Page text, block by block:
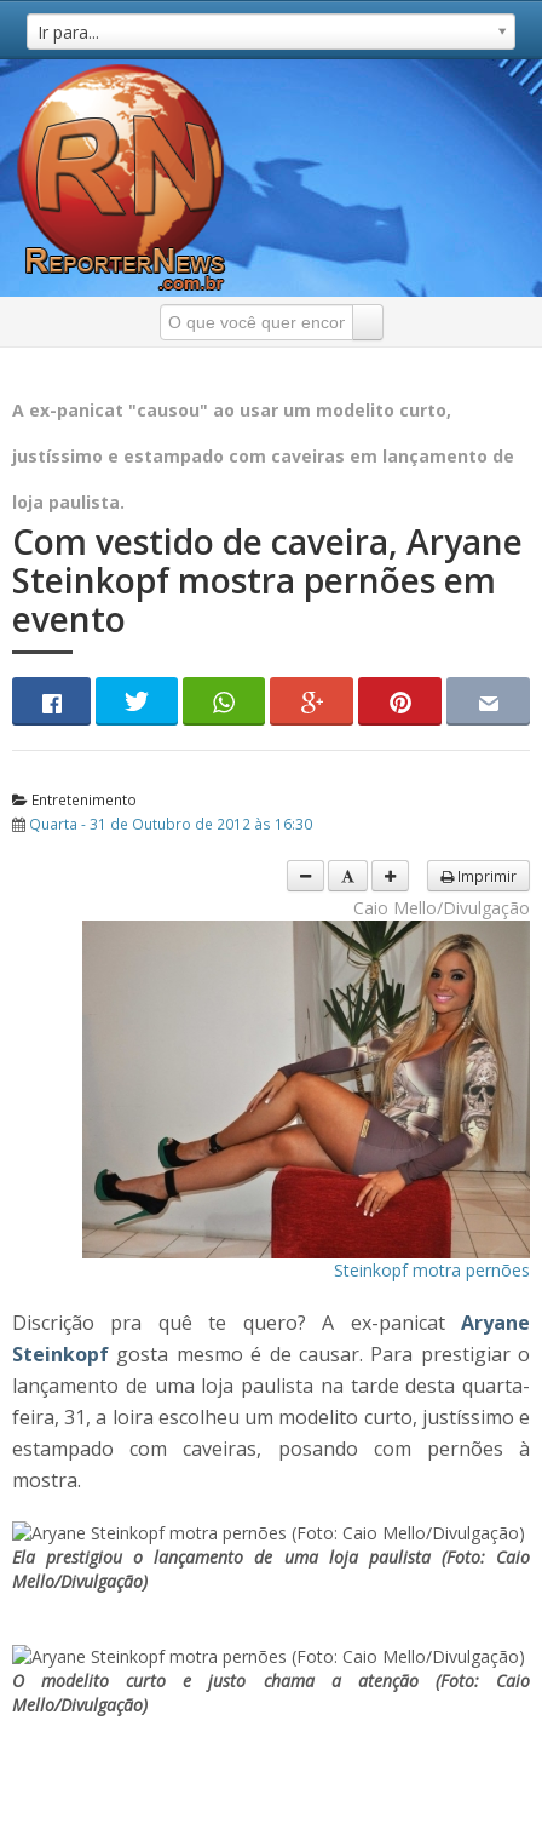
Ir para...
A ex-panicat "causou" ao usar um modelito curto,
justíssimo e estampado com caveiras em lançamento de
loja paulista.
Com vestido de caveira, Aryane
Steinkopf mostra pernões em
evento
Entretenimento
Quarta - 31 de Outubro de 2012 às 16:30
Imprimir
Caio Mello/Divulgação
Steinkopf motra pernões
Discrição pra quê te quero? A ex-panicat Aryane
Steinkopf gosta mesmo é de causar. Para prestigiar o
lançamento de uma loja paulista na tarde desta quarta-
feira, 31, a loira escolheu um modelito curto, justíssimo e
estampado com caveiras, posando com pernões à
mostra.
Ela prestigiou o lançamento de uma loja paulista (Foto: Caio
Mello/Divulgação)
O modelito curto e justo chama a atenção (Foto: Caio
Mello/Divulgação)